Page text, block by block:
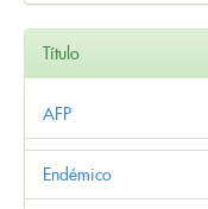
Título
AFP
Endémico